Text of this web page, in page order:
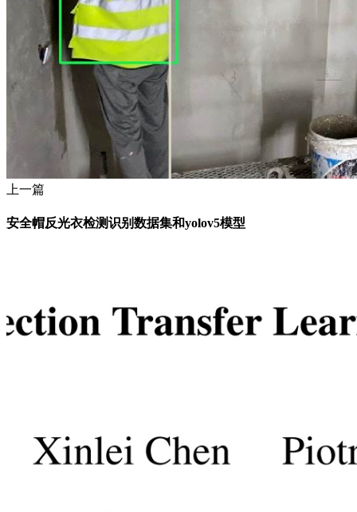
上一篇
安全帽反光衣检测识别数据集和yolov5模型